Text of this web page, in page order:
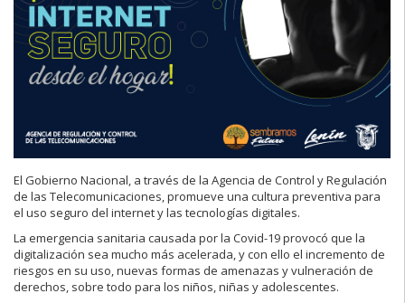
El Gobierno Nacional, a través de la Agencia de Control y Regulación
de las Telecomunicaciones, promueve una cultura preventiva para
el uso seguro del internet y las tecnologías digitales.
La emergencia sanitaria causada por la Covid-19 provocó que la
digitalización sea mucho más acelerada, y con ello el incremento de
riesgos en su uso, nuevas formas de amenazas y vulneración de
derechos, sobre todo para los niños, niñas y adolescentes.